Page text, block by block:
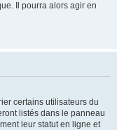
Il pourra alors agir en
certains utilisateurs du
listés dans le panneau
leur statut en ligne et